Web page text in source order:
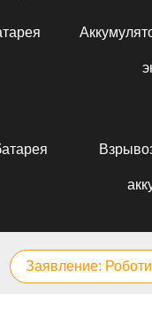
Заявление: